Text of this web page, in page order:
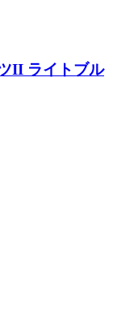
II ライトブル